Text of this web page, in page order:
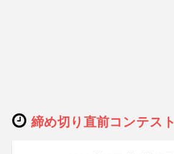
締め切り直前コンテスト